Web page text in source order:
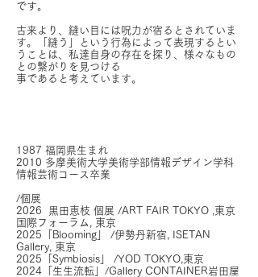
です。
古来より、縫い目には呪力が宿るとされていま
す。「縫う」という行為によって表現するとい
うことは、私達自身の存在を探り、様々なもの
との繋がりを見つける
事であると考えています。
1987 福岡県生まれ
2010 多摩美術大学美術学部情報デザイン学科
情報芸術コース卒業
/個展
2026 黒田恵枝 個展 /ART FAIR TOKYO ,東京
国際フォーラム, 東京
2025「Blooming」 /伊勢丹新宿, ISETAN
Gallery, 東京
2025「Symbiosis」 /YOD TOKYO,東京
2024「生生流転」/Gallery CONTAINER岩田屋